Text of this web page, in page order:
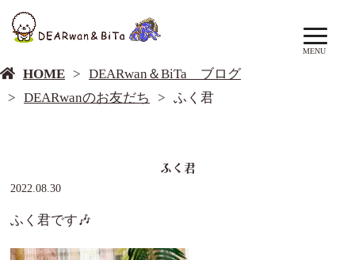
MENU
HOME
DEARwan＆BiTa ブログ
DEARwanのお友だち
ふく君
ふく君
2022.08.30
ふく君です🎶